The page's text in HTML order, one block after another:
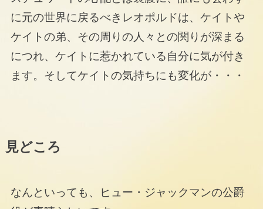
に元の世界に戻るべきレオポルドは、ケイトや
ケイトの弟、その周りの人々との関りが深まる
につれ、ケイトに惹かれている自分に気が付き
ます。そしてケイトの気持ちにも変化が・・・
見どころ
なんといっても、ヒュー・ジャックマンの公爵